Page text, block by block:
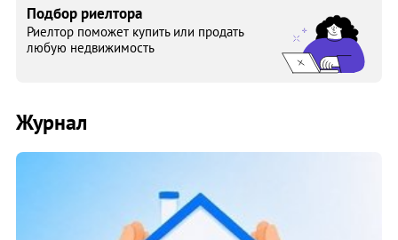
Подбор риелтора
Риелтор поможет купить или продать
любую недвижимость
Журнал